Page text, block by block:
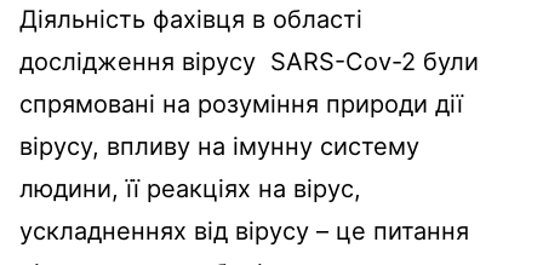
Діяльність фахівця в області
дослідження вірусу SARS-Cov-2 були
спрямовані на розуміння природи дії
вірусу, впливу на імунну систему
людини, її реакціях на вірус,
ускладненнях від вірусу – це питання